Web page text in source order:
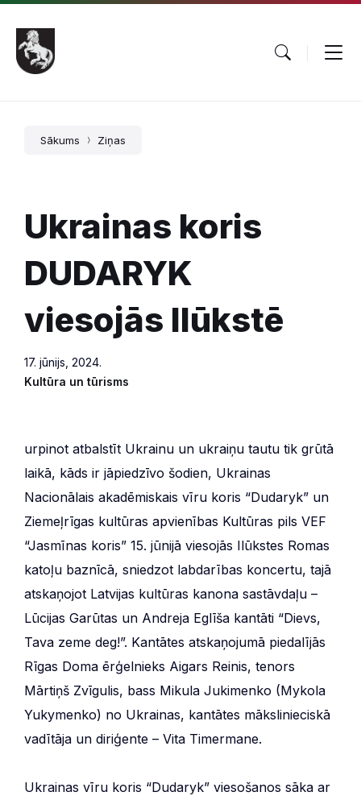
Pāriet
saturu
Skip
main
navigation
Skip
footer
Sākums Ziņas
Ukrainas koris
DUDARYK
viesojās Ilūkstē
17. jūnijs, 2024.
Kultūra un tūrisms
urpinot atbalstīt Ukrainu un ukraiņu tautu tik grūtā
laikā, kāds ir jāpiedzīvo šodien, Ukrainas
Nacionālais akadēmiskais vīru koris “Dudaryk” un
Ziemeļrīgas kultūras apvienības Kultūras pils VEF
“Jasmīnas koris” 15. jūnijā viesojās Ilūkstes Romas
katoļu baznīcā, sniedzot labdarības koncertu, tajā
atskaņojot Latvijas kultūras kanona sastāvdaļu –
Lūcijas Garūtas un Andreja Eglīša kantāti “Dievs,
Tava zeme deg!”. Kantātes atskaņojumā piedalījās
Rīgas Doma ērģelnieks Aigars Reinis, tenors
Mārtiņš Zvīgulis, bass Mikula Jukimenko (Mykola
Yukymenko) no Ukrainas, kantātes mākslinieciskā
vadītāja un diriģente – Vita Timermane.
Ukrainas vīru koris “Dudaryk” viesošanos sāka ar